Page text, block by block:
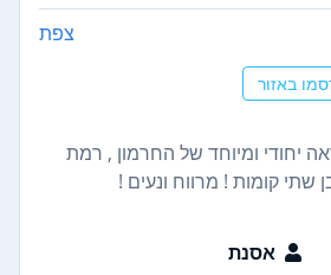
צפת
באזור
יחודי ומיוחד של החרמון , רמת
שתי קומות ! מרווח ונעים !
אסנת